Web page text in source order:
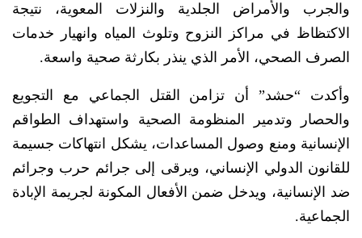
والجرب والأمراض الجلدية والنزلات المعوية، نتيجة
الاكتظاظ في مراكز النزوح وتلوث المياه وانهيار خدمات
الصرف الصحي، الأمر الذي ينذر بكارثة صحية واسعة.
وأكدت “حشد” أن تزامن القتل الجماعي مع التجويع
والحصار وتدمير المنظومة الصحية واستهداف الطواقم
الإنسانية ومنع وصول المساعدات، يشكل انتهاكات جسيمة
للقانون الدولي الإنساني، ويرقى إلى جرائم حرب وجرائم
ضد الإنسانية، ويدخل ضمن الأفعال المكونة لجريمة الإبادة
الجماعية.